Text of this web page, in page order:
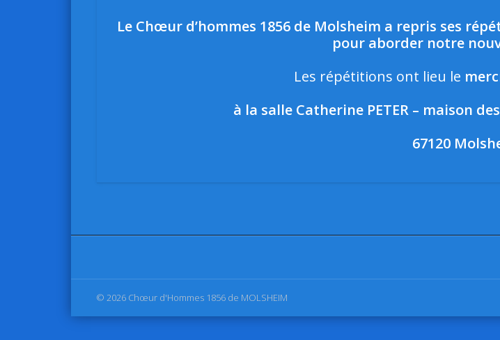
Le Chœur d’hommes 1856 de Molsheim a repris ses
pour aborder notre
Les répétitions ont lieu le
à la salle Catherine PETER – maison
67120
© 2026 Chœur d'Hommes 1856 de MOLSHEIM